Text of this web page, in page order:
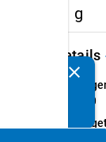
g
Details
36.0
clear